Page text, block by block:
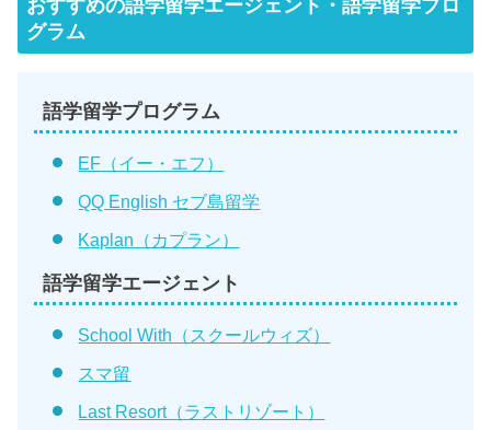
おすすめの語学留学エージェント・語学留学プロ
グラム
語学留学プログラム
EF（イー・エフ）
QQ English セブ島留学
Kaplan（カプラン）
語学留学エージェント
School With（スクールウィズ）
スマ留
Last Resort（ラストリゾート）